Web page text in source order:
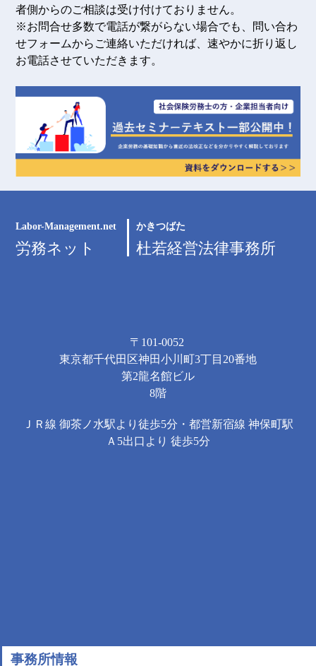
者側からのご相談は受け付けておりません。
※お問合せ多数で電話が繋がらない場合でも、問い合わ
せフォームからご連絡いただければ、速やかに折り返し
お電話させていただきます。
Labor-Management.net
労務ネット
かきつばた
杜若経営法律事務所
〒101-0052
東京都千代田区神田小川町3丁目20番地
第2龍名館ビル
8階
ＪＲ線 御茶ノ水駅より徒歩5分・都営新宿線 神保町駅
Ａ5出口より 徒歩5分
事務所情報